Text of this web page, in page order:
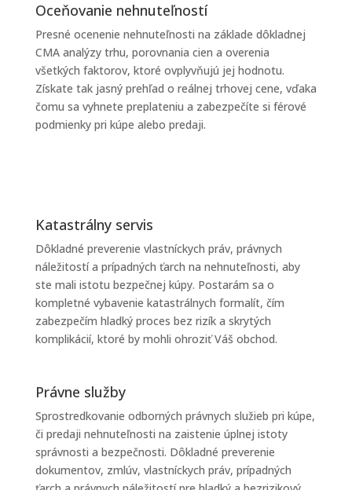
Oceňovanie nehnuteľností
Presné ocenenie nehnuteľnosti na základe dôkladnej
CMA analýzy trhu, porovnania cien a overenia
všetkých faktorov, ktoré ovplyvňujú jej hodnotu.
Získate tak jasný prehľad o reálnej trhovej cene, vďaka
čomu sa vyhnete preplateniu a zabezpečíte si férové
podmienky pri kúpe alebo predaji.
Katastrálny servis
Dôkladné preverenie vlastníckych práv, právnych
náležitostí a prípadných ťarch na nehnuteľnosti, aby
ste mali istotu bezpečnej kúpy. Postarám sa o
kompletné vybavenie katastrálnych formalít, čím
zabezpečím hladký proces bez rizík a skrytých
komplikácií, ktoré by mohli ohroziť Váš obchod.
Právne služby
Sprostredkovanie odborných právnych služieb pri kúpe,
či predaji nehnuteľnosti na zaistenie úplnej istoty
správnosti a bezpečnosti. Dôkladné preverenie
dokumentov, zmlúv, vlastníckych práv, prípadných